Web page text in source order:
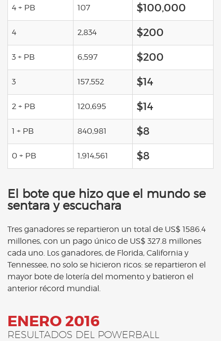
4 + PB 107 $100,000
4 2,834 $200
3 + PB 6,597 $200
3 157,552 $14
2 + PB 120,695 $14
1 + PB 840,981 $8
0 + PB 1,914,561 $8
El bote que hizo que el mundo se
sentara y escuchara
Tres ganadores se repartieron un total de US$ 1586.4
millones, con un pago único de US$ 327.8 millones
cada uno. Los ganadores, de Florida, California y
Tennessee, no solo se hicieron ricos: se repartieron el
mayor bote de lotería del momento y batieron el
anterior récord mundial.
ENERO 2016
RESULTADOS DEL POWERBALL